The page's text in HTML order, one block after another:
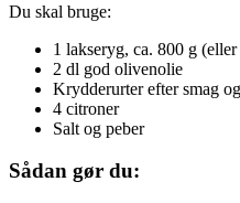
Du skal bruge:
1 lakseryg, ca. 800 g
2 dl god olivenolie
Krydderurter efter smag
4 citroner
Salt og peber
Sådan gør du: